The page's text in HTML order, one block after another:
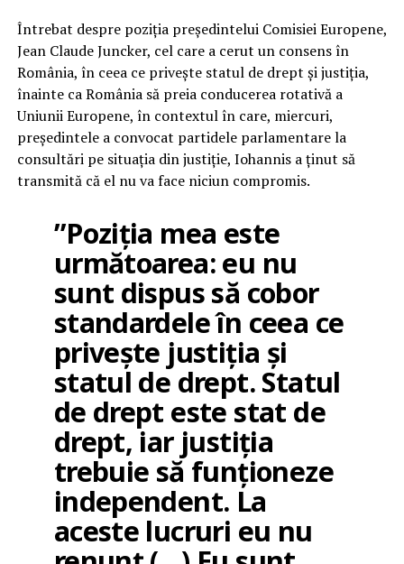
Întrebat despre poziția președintelui Comisiei Europene,
Jean Claude Juncker, cel care a cerut un consens în
România, în ceea ce privește statul de drept și justiția,
înainte ca România să preia conducerea rotativă a
Uniunii Europene, în contextul în care, miercuri,
președintele a convocat partidele parlamentare la
consultări pe situația din justiție, Iohannis a ținut să
transmită că el nu va face niciun compromis.
”Poziția mea este
următoarea: eu nu
sunt dispus să cobor
standardele în ceea ce
privește justiția și
statul de drept. Statul
de drept este stat de
drept, iar justiția
trebuie să funționeze
independent. La
aceste lucruri eu nu